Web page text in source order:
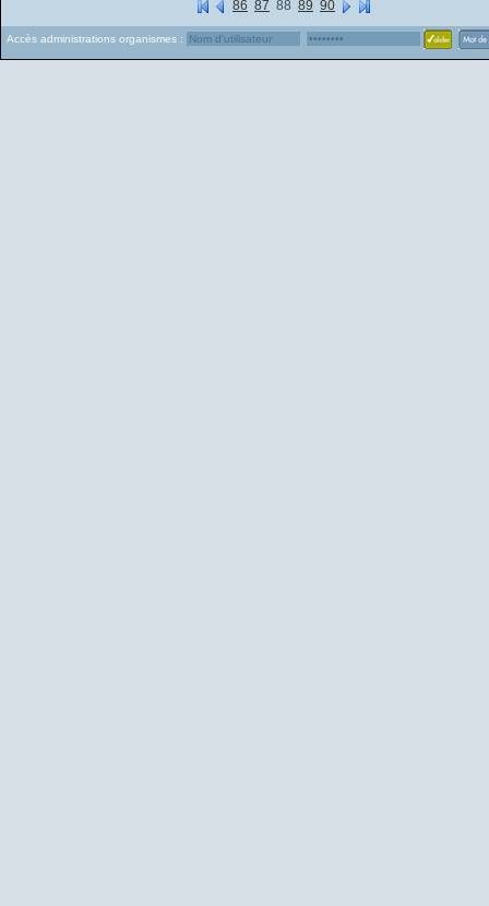
86 87 88 89 90
Accès administrations organismes :